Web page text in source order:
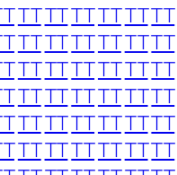
TTTTTTTTTTTT
TTTTTTTTTTTT
TTTTTTTTTTTT
TTTTTTTTTTTT
TTTTTTTTTTTT
TTTTTTTTTTTT